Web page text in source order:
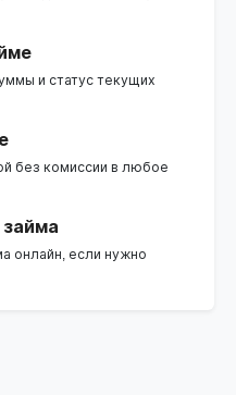
и статус текущих
без комиссии в любое
займа
онлайн, если нужно